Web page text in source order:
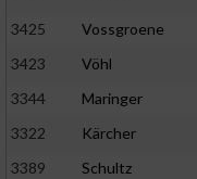
3425
Vossgroene
3423
Vöhl
3344
Maringer
3322
Kärcher
3389
Schultz